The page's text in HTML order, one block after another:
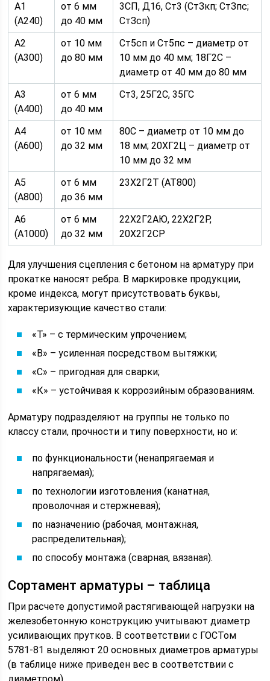
А1
(А240)
от 6 мм
до 40 мм
3СП, Д16, Ст3 (СтЗкп; СтЗпс;
СтЗсп)
А2
(А300)
от 10 мм
до 80 мм
Ст5сп и Ст5пс – диаметр от
10 мм до 40 мм; 18Г2С –
диаметр от 40 мм до 80 мм
А3
(А400)
от 6 мм
до 40 мм
Ст3, 25Г2С, 35ГС
А4
(А600)
от 10 мм
до 32 мм
80С – диаметр от 10 мм до
18 мм; 20ХГ2Ц – диаметр от
10 мм до 32 мм
А5
(А800)
от 6 мм
до 36 мм
23Х2Г2Т (АТ800)
А6
(А1000)
от 6 мм
до 32 мм
22Х2Г2АЮ, 22Х2Г2Р,
20Х2Г2СР
Для улучшения сцепления с бетоном на арматуру при
прокатке наносят ребра. В маркировке продукции,
кроме индекса, могут присутствовать буквы,
характеризующие качество стали:
«Т» – с термическим упрочением;
«В» – усиленная посредством вытяжки;
«С» – пригодная для сварки;
«К» – устойчивая к коррозийным образованиям.
Арматуру подразделяют на группы не только по
классу стали, прочности и типу поверхности, но и:
по функциональности (ненапрягаемая и
напрягаемая);
по технологии изготовления (канатная,
проволочная и стержневая);
по назначению (рабочая, монтажная,
распределительная);
по способу монтажа (сварная, вязаная).
Сортамент арматуры – таблица
При расчете допустимой растягивающей нагрузки на
железобетонную конструкцию учитывают диаметр
усиливающих прутков. В соответствии с ГОСТом
5781-81 выделяют 20 основных диаметров арматуры
(в таблице ниже приведен вес в соответствии с